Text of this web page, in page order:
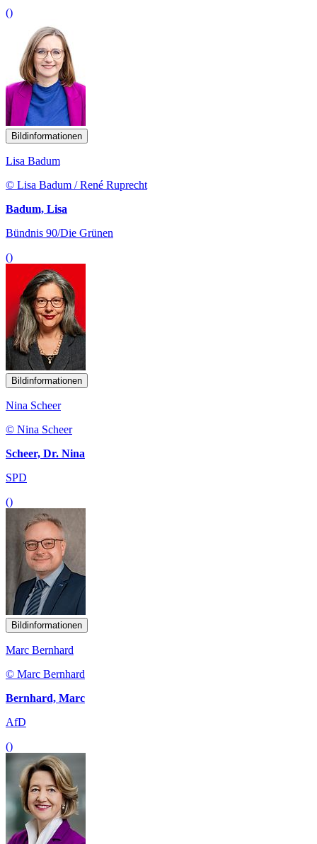
()
Bildinformationen
Lisa Badum
© Lisa Badum / René Ruprecht
Badum, Lisa
Bündnis 90/Die Grünen
()
Bildinformationen
Nina Scheer
© Nina Scheer
Scheer, Dr. Nina
SPD
()
Bildinformationen
Marc Bernhard
© Marc Bernhard
Bernhard, Marc
AfD
()